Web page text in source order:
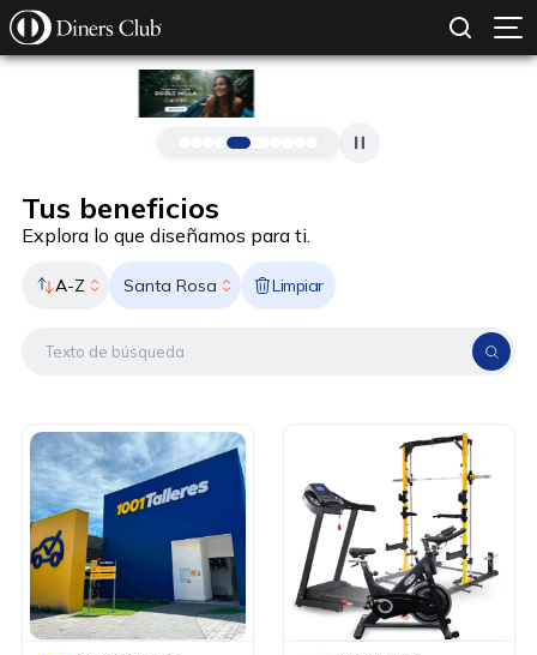
Pasar al contenido principal
Tus beneficios
Explora lo que diseñamos para ti.
A-Z Santa Rosa Limpiar